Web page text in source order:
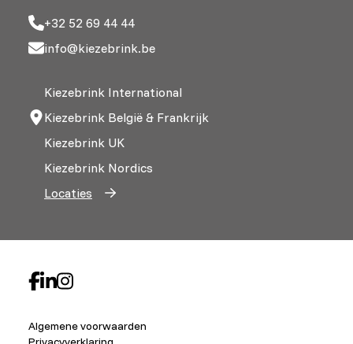
+32 52 69 44 44
info@kiezebrink.be
Kiezebrink International
Kiezebrink België & Frankrijk
Kiezebrink UK
Kiezebrink Nordics
Locaties
Algemene voorwaarden